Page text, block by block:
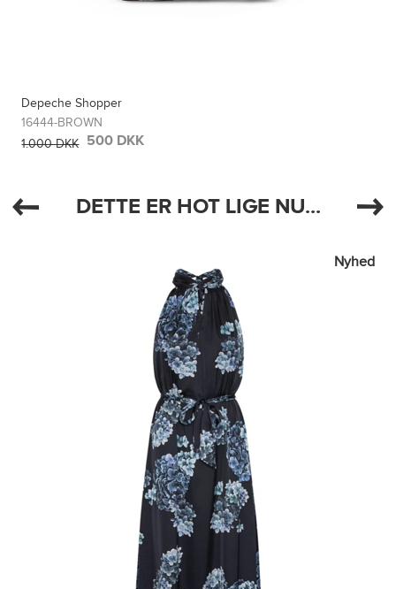
Depeche Shopper
16444-BROWN
1.000 DKK 500 DKK
DETTE ER HOT LIGE NU...